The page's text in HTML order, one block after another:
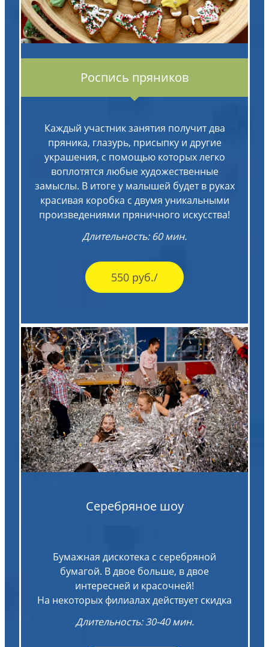
Роспись пряников
Каждый участник занятия получит два
пряника, глазурь, присыпку и другие
украшения, с помощью которых легко
воплотятся любые художественные
замыслы. В итоге у малышей будет в руках
красивая коробка с двумя уникальными
произведениями пряничного искусства!
Длительность: 60 мин.
550 руб./
Серебряное шоу
Бумажная дискотека с серебряной
бумагой. В двое больше, в двое
интересней и красочней!
На некоторых филиалах действует скидка
Длительность: 30-40 мин.